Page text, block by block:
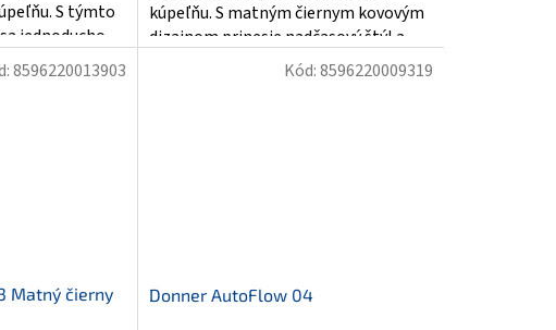
S týmto
jednoducho...
hviezdičiek.
kúpeľňu. S matným čiernym kovovým
dizajnom prinesie nadčasový štýl a...
Matný čierny
8596220013903
Donner AutoFlow 04
Kód:8596220009319